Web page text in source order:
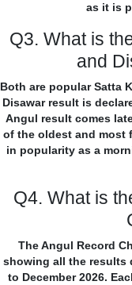
as it is
Q3. What is
and
Both are popular Satta
Disawar result is
Angul result comes
of the oldest and most
in popularity as a
Q4. What is
The Angul Record
showing all the results
to December 2026.